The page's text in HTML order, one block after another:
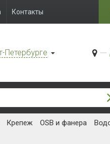
Контакты
Петербурге
Крепеж OSB и фанера